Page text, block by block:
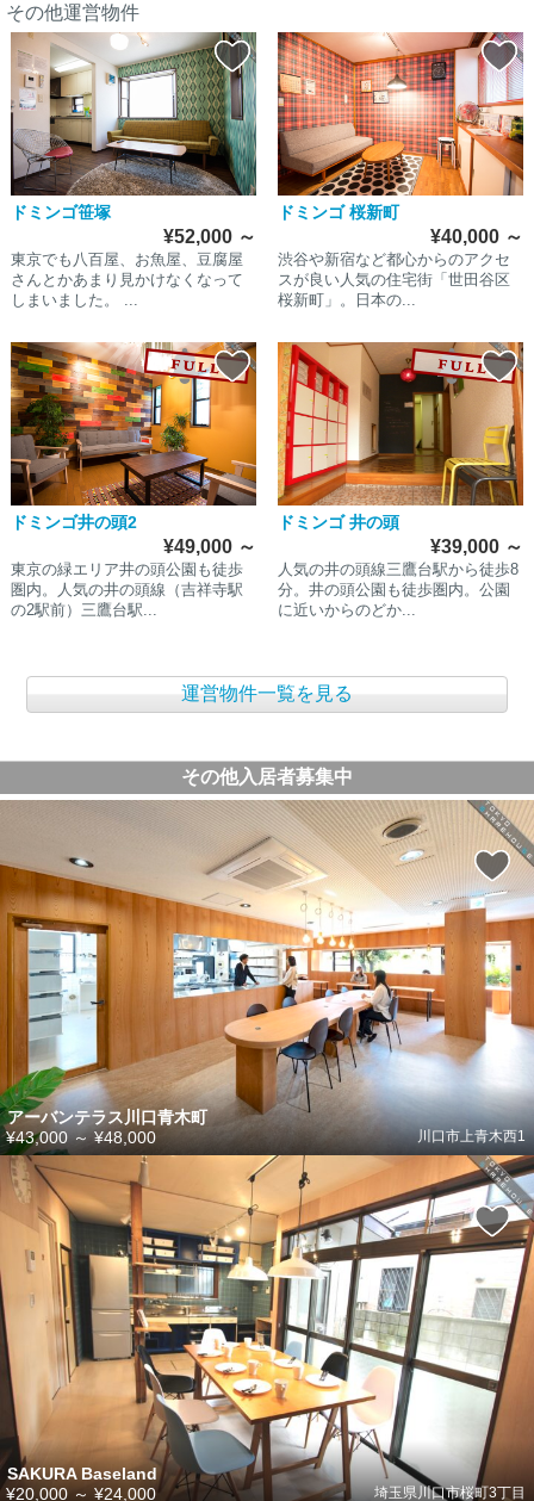
その他運営物件
ドミンゴ笹塚
¥52,000 ～
東京でも八百屋、お魚屋、豆腐屋
さんとかあまり見かけなくなって
しまいました。 ...
ドミンゴ 桜新町
¥40,000 ～
渋谷や新宿など都心からのアクセ
スが良い人気の住宅街「世田谷区
桜新町」。日本の...
ドミンゴ井の頭2
¥49,000 ～
東京の緑エリア井の頭公園も徒歩
圏内。人気の井の頭線（吉祥寺駅
の2駅前）三鷹台駅...
ドミンゴ 井の頭
¥39,000 ～
人気の井の頭線三鷹台駅から徒歩8
分。井の頭公園も徒歩圏内。公園
に近いからのどか...
運営物件一覧を見る
その他入居者募集中
アーバンテラス川口青木町
川口市上青木西1
¥43,000～¥48,000
SAKURA Baseland
埼玉県川口市桜町3丁目
¥20,000～ ¥24,000